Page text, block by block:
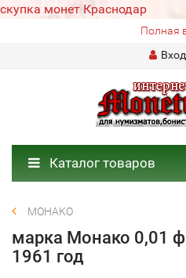
скупка монет Краснодар
Полная
Вход
Каталог товаров
МОНАКО
марка Монако 0,01
1961 год